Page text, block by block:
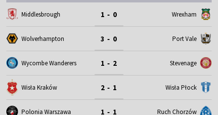
Middlesbrough 1 - 0 Wrexham
Wolverhampton 3 - 0 Port Vale
Wycombe Wanderers 1 - 2 Stevenage
Wisła Kraków 2 - 1 Wisła Płock
Polonia Warszawa 1 - 1 Ruch Chorzów